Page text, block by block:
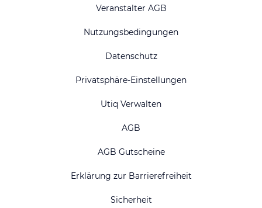
Veranstalter AGB
Nutzungsbedingungen
Datenschutz
Privatsphäre-Einstellungen
Utiq Verwalten
AGB
AGB Gutscheine
Erklärung zur Barrierefreiheit
Sicherheit